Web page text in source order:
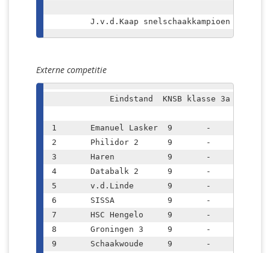
	J.v.d.Kaap snelschaakkampioen
Externe competitie
1	Emanuel Lasker	9	-	16		45,5	KP
2	Philidor 2	9	-	13		43
3	Haren		9	-	13		38
4	Databalk 2	9	-	12		42,5
5	v.d.Linde	9	-	11		38
6	SISSA		9	-	8		39,5
7	HSC Hengelo	9	-	8		35
8	Groningen 3	9	-	5		29,5
9	Schaakwoude	9	-	2		27	D